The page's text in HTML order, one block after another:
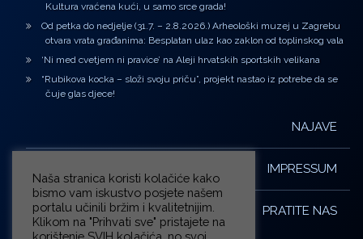
Kultura vraćena kući, u samo srce grada!
Od petka do nedjelje (31.7. – 2.8.2026.) Arheološki muzej u Zagrebu
otvara vrata građanima: Besplatan ulaz kao zaklon od toplinskog vala
‘Ni med cvetjem ni pravice’ na Aleji hrvatskih sportskih velikana
“Rubikova kocka – složi svoju priču”, projekt nastao iz potrebe da se
čuje glas djece!
NAJAVE
IMPRESSUM
PRATITE NAS
Naša stranica koristi kolačiće kako
bismo vam iskustvo posjete našem
portalu učinili bržim i kvalitetnijim.
Klikom na "Prihvati sve" pristajete na
korištenje SVIH kolačića, no svoj